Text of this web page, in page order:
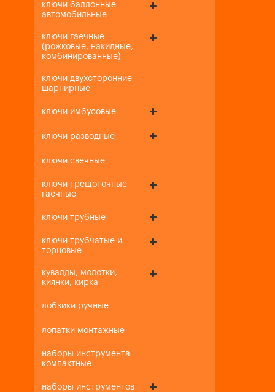
ключи баллонные
автомобильные
ключи гаечные
(рожковые, накидные,
комбинированные)
ключи двухсторонние
шарнирные
ключи имбусовые
ключи разводные
ключи свечные
ключи трещоточные
гаечные
ключи трубные
ключи трубчатые и
торцовые
кувалды, молотки,
киянки, кирка
лобзики ручные
лопатки монтажные
наборы инструмента
компактные
наборы инструментов